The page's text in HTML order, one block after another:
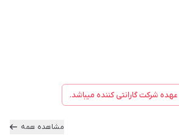
شرکت گارانتی کننده میباشد.
مشاهده همه